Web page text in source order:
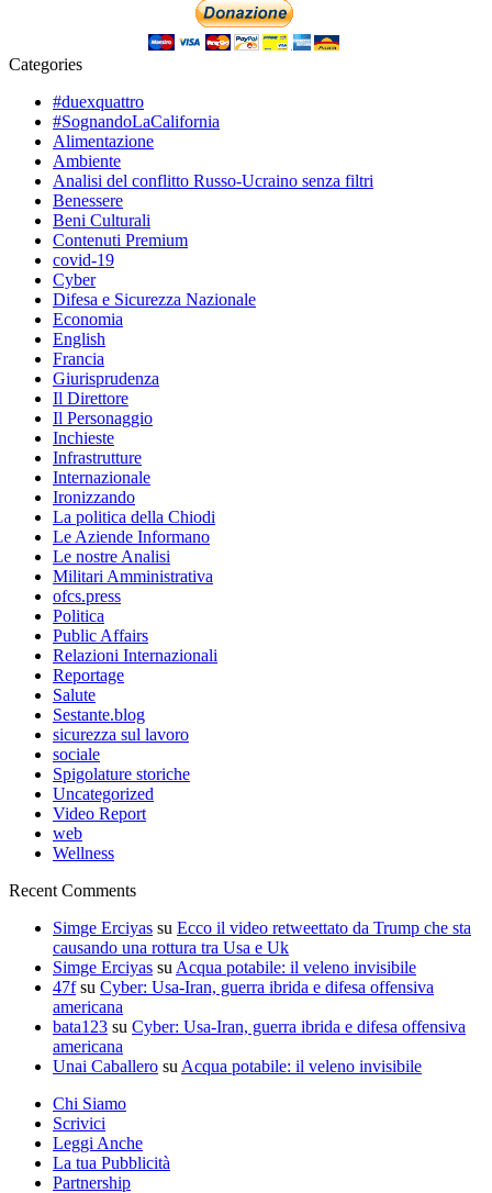
Categories
#duexquattro
#SognandoLaCalifornia
Alimentazione
Ambiente
Analisi del conflitto Russo-Ucraino senza filtri
Benessere
Beni Culturali
Contenuti Premium
covid-19
Cyber
Difesa e Sicurezza Nazionale
Economia
English
Francia
Giurisprudenza
Il Direttore
Il Personaggio
Inchieste
Infrastrutture
Internazionale
Ironizzando
La politica della Chiodi
Le Aziende Informano
Le nostre Analisi
Militari Amministrativa
ofcs.press
Politica
Public Affairs
Relazioni Internazionali
Reportage
Salute
Sestante.blog
sicurezza sul lavoro
sociale
Spigolature storiche
Uncategorized
Video Report
web
Wellness
Recent Comments
Simge Erciyas su Ecco il video retweettato da Trump che sta
causando una rottura tra Usa e Uk
Simge Erciyas su Acqua potabile: il veleno invisibile
47fsu Cyber: Usa-Iran, guerra ibrida e difesa offensiva
americana
bata123 su Cyber: Usa-Iran, guerra ibrida e difesa offensiva
americana
Unai Caballero su Acqua potabile: il veleno invisibile
Chi Siamo
Scrivici
Leggi Anche
La tua Pubblicità
Partnership